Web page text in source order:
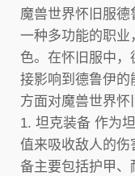
魔兽世界怀旧服
一种多功能的职业
色。在怀旧服中
接影响到德鲁伊的
方面对魔兽世界怀
1. 坦克装备 作为
值来吸收敌人的伤
备主要包括护甲、